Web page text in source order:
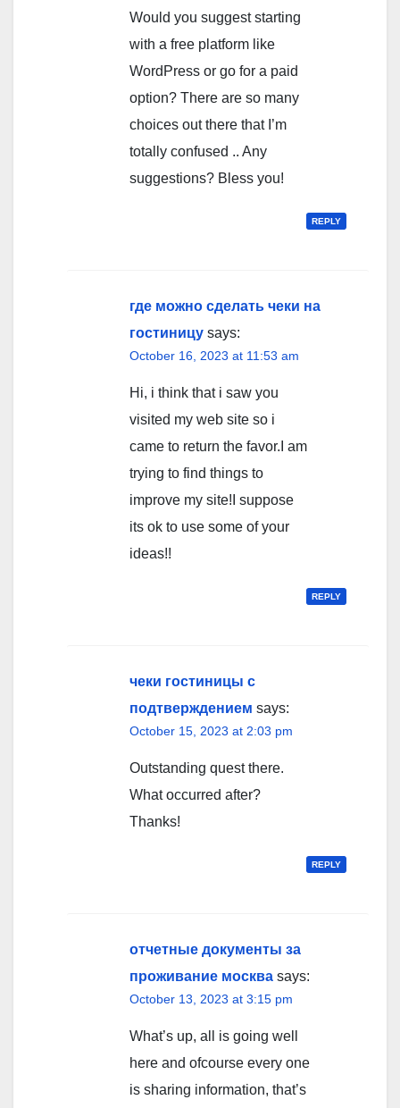
Would you suggest starting
with a free platform like
WordPress or go for a paid
option? There are so many
choices out there that I’m
totally confused .. Any
suggestions? Bless you!
REPLY
где можно сделать чеки на
гостиницу says:
October 16, 2023 at 11:53 am
Hi, i think that i saw you
visited my web site so i
came to return the favor.I am
trying to find things to
improve my site!I suppose
its ok to use some of your
ideas!!
REPLY
чеки гостиницы с
подтверждением says:
October 15, 2023 at 2:03 pm
Outstanding quest there.
What occurred after?
Thanks!
REPLY
отчетные документы за
проживание москва says:
October 13, 2023 at 3:15 pm
What’s up, all is going well
here and ofcourse every one
is sharing information, that’s